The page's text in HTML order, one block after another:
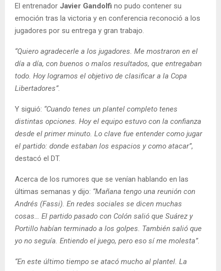
El entrenador Javier Gandolfi no pudo contener su
emoción tras la victoria y en conferencia reconoció a los
jugadores por su entrega y gran trabajo.
“Quiero agradecerle a los jugadores. Me mostraron en el
día a día, con buenos o malos resultados, que entregaban
todo. Hoy logramos el objetivo de clasificar a la Copa
Libertadores”.
Y siguió: “Cuando tenes un plantel completo tenes
distintas opciones. Hoy el equipo estuvo con la confianza
desde el primer minuto. Lo clave fue entender como jugar
el partido: donde estaban los espacios y como atacar”,
destacó el DT.
Acerca de los rumores que se venían hablando en las
últimas semanas y dijo: “Mañana tengo una reunión con
Andrés (Fassi). En redes sociales se dicen muchas
cosas… El partido pasado con Colón salió que Suárez y
Portillo habían terminado a los golpes. También salió que
yo no seguía. Entiendo el juego, pero eso sí me molesta”.
“En este último tiempo se atacó mucho al plantel. La